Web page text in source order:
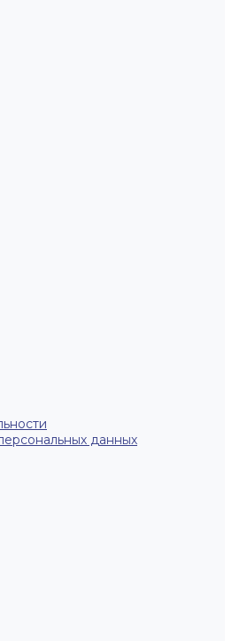
данных